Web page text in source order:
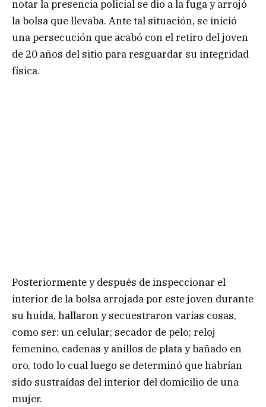
notar la presencia policial se dio a la fuga y arrojó
la bolsa que llevaba. Ante tal situación, se inició
una persecución que acabó con el retiro del joven
de 20 años del sitio para resguardar su integridad
física.
Posteriormente y después de inspeccionar el
interior de la bolsa arrojada por este joven durante
su huida, hallaron y secuestraron varias cosas,
como ser: un celular; secador de pelo; reloj
femenino, cadenas y anillos de plata y bañado en
oro, todo lo cual luego se determinó que habrían
sido sustraídas del interior del domicilio de una
mujer.